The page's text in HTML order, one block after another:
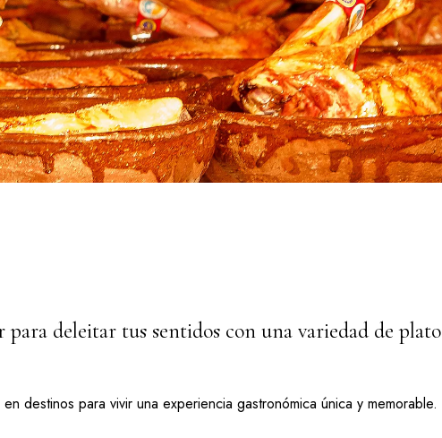
deleitar tus sentidos con una variedad de
destinos para vivir una experiencia gastronómica única y memorable.